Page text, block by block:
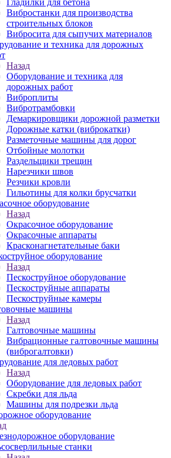
Гладилки для бетона
Вибростанки для производства
строительных блоков
Вибросита для сыпучих материалов
и техника для дорожных
Назад
Оборудование и техника для
дорожных работ
Виброплиты
Вибротрамбовки
Демаркировщики дорожной разметки
Дорожные катки (виброкатки)
Разметочные машины для дорог
Отбойные молотки
Раздельщики трещин
Нарезчики швов
Резчики кровли
Гильотины для колки брусчатки
оборудование
Назад
Окрасочное оборудование
Окрасочные аппараты
Красконагнетательные баки
оборудование
Назад
Пескоструйное оборудование
Пескоструйные аппараты
Пескоструйные камеры
машины
Назад
Галтовочные машины
Вибрационные галтовочные машины
(виброгалтовки)
для ледовых работ
Назад
Оборудование для ледовых работ
Скребки для льда
Машины для подрезки льда
оборудование
оборудование
станки